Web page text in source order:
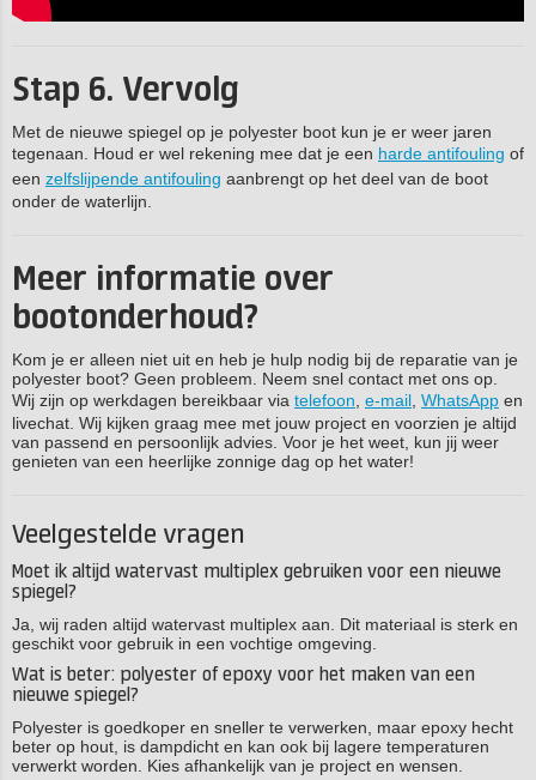
Stap 6. Vervolg
Met de nieuwe spiegel op je polyester boot kun je er weer jaren
tegenaan. Houd er wel rekening mee dat je een harde antifouling of
een zelfslijpende antifouling aanbrengt op het deel van de boot
onder de waterlijn.
Meer informatie over
bootonderhoud?
Kom je er alleen niet uit en heb je hulp nodig bij de reparatie van je
polyester boot? Geen probleem. Neem snel contact met ons op.
Wij zijn op werkdagen bereikbaar via telefoon, e-mail, WhatsApp en
livechat. Wij kijken graag mee met jouw project en voorzien je altijd
van passend en persoonlijk advies. Voor je het weet, kun jij weer
genieten van een heerlijke zonnige dag op het water!
Veelgestelde vragen
Moet ik altijd watervast multiplex gebruiken voor een nieuwe
spiegel?
Ja, wij raden altijd watervast multiplex aan. Dit materiaal is sterk en
geschikt voor gebruik in een vochtige omgeving.
Wat is beter: polyester of epoxy voor het maken van een
nieuwe spiegel?
Polyester is goedkoper en sneller te verwerken, maar epoxy hecht
beter op hout, is dampdicht en kan ook bij lagere temperaturen
verwerkt worden. Kies afhankelijk van je project en wensen.